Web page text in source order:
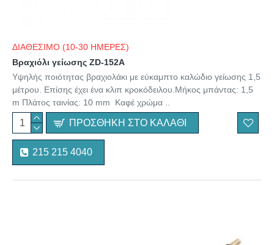
ΔΙΑΘΕΣΙΜΟ (10-30 ΗΜΕΡΕΣ)
Βραχιόλι γείωσης ZD-152A
Υψηλής ποιότητας βραχιολάκι με εύκαμπτο καλώδιο γείωσης 1,5
μέτρου. Επίσης έχει ένα κλιπ κροκόδειλου.Μήκος μπάντας: 1,5
m Πλάτος ταινίας: 10 mm Καφέ χρώμα ..
ΠΡΟΣΘΉΚΗ ΣΤΟ ΚΑΛΆΘΙ
215 215 4040